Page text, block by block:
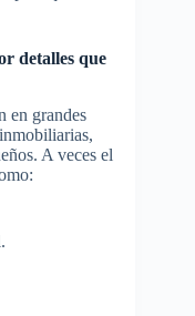
detalles que
en grandes
A veces el